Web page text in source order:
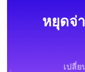
หยุดจ่
เปลี่ย